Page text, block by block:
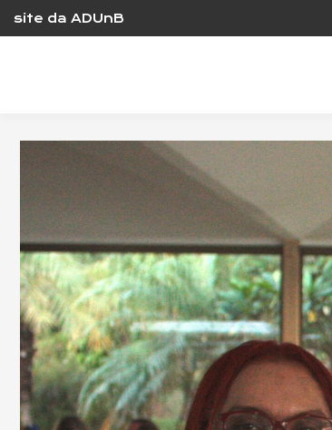
content
site da ADUnB